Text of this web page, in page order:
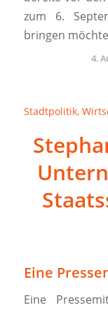
zum 6.
bringen
4.
Stadtpolitik,
Eine
Eine